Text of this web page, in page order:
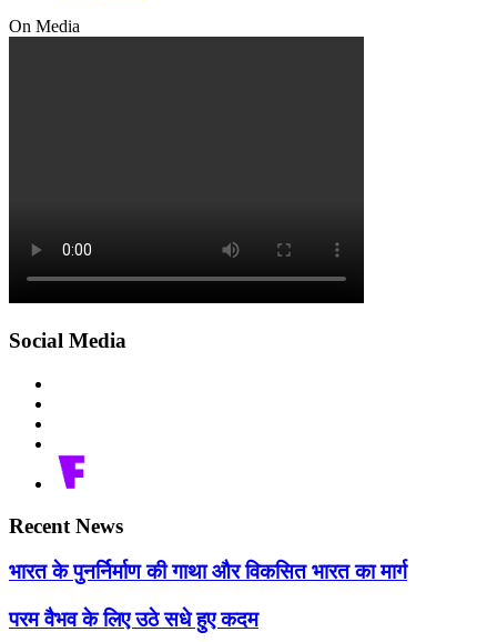
On Media
Social Media
Recent News
भारत के पुनर्निर्माण की गाथा और विकसित भारत का मार्ग
परम वैभव के लिए उठे सधे हुए कदम